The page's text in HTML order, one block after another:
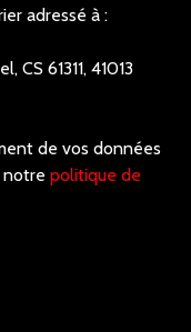
adressé à :
CS 61311, 41013
de vos données
notre politique de